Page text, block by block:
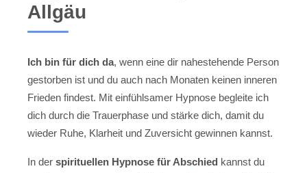
Allgäu
Ich bin für dich da, wenn eine dir nahestehende Person
gestorben ist und du auch nach Monaten keinen inneren
Frieden findest. Mit einfühlsamer Hypnose begleite ich
dich durch die Trauerphase und stärke dich, damit du
wieder Ruhe, Klarheit und Zuversicht gewinnen kannst.
In der spirituellen Hypnose für Abschied kannst du